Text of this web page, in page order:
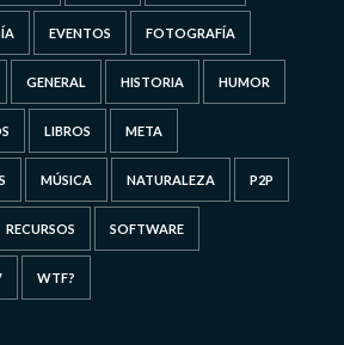
EVENTOS FOTOGRAFÍA
GENERAL HISTORIA HUMOR
LIBROS META
MÚSICA NATURALEZA P2P
RECURSOS SOFTWARE
WTF?